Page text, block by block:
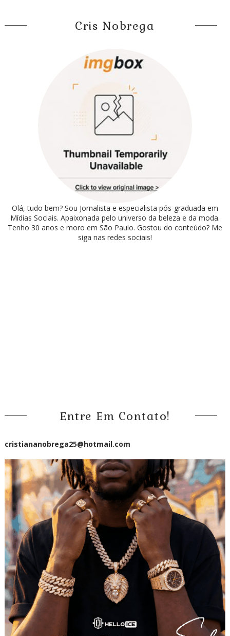
Cris Nobrega
Olá, tudo bem? Sou Jornalista e especialista pós-graduada em
Mídias Sociais. Apaixonada pelo universo da beleza e da moda.
Tenho 30 anos e moro em São Paulo. Gostou do conteúdo? Me
siga nas redes sociais!
Entre Em Contato!
cristiananobrega25@hotmail.com